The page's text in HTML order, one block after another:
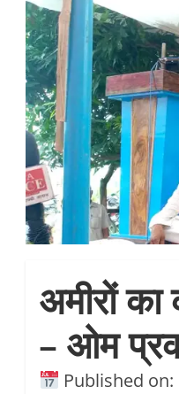
अमीरों
– ओम
Published